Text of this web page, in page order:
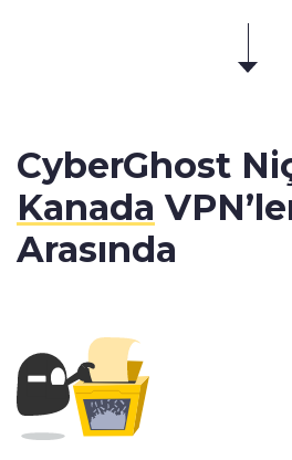
CyberGhost
Kanada
Arasında